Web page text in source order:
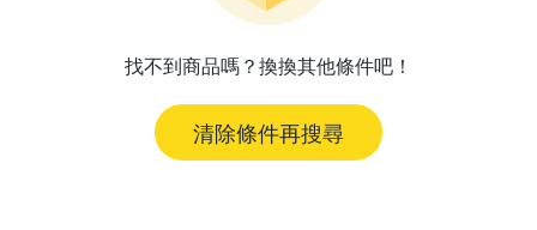
找不到商品嗎？換換其他條件吧！
清除條件再搜尋